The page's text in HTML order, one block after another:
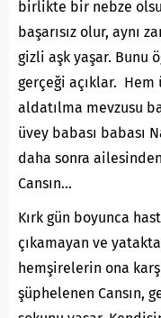
birlikte bir nebze
başarısız olur, aynı
gizli aşk yaşar. Bunu
gerçeği açıklar. Hem
aldatılma mevzusu
üvey babası babası
daha sonra
Cansın…
Kırk gün boyunca
çıkamayan ve
hemşirelerin ona
şüphelenen Cansın,